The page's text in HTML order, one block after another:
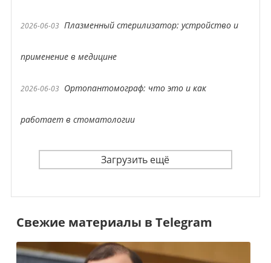
2026-06-03 Плазменный стерилизатор: устройство и
применение в медицине
2026-06-03 Ортопантомограф: что это и как
работает в стоматологии
Загрузить ещё
Свежие материалы в Telegram